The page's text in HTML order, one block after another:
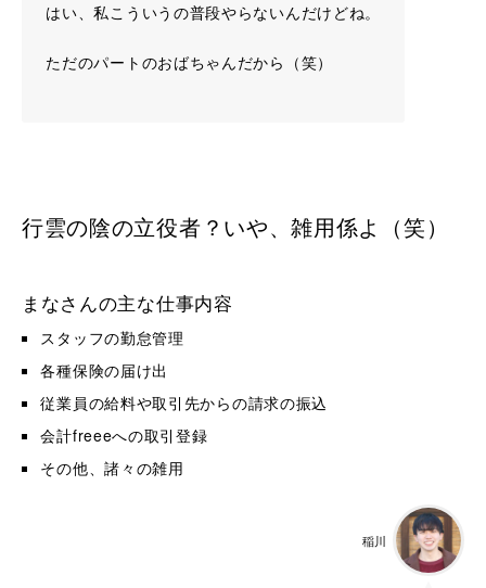
はい、私こういうの普段やらないんだけどね。
ただのパートのおばちゃんだから（笑）
行雲の陰の立役者？いや、雑用係よ（笑）
まなさんの主な仕事内容
スタッフの勤怠管理
各種保険の届け出
従業員の給料や取引先からの請求の振込
会計freeeへの取引登録
その他、諸々の雑用
稲川